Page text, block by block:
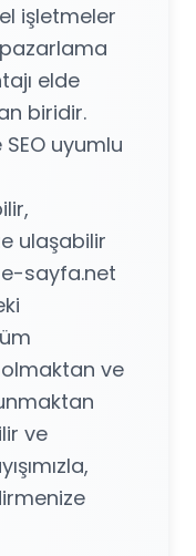
işletmeler
elde
biridir.
uyumlu
ulaşabilir
sayfa.net
ve
ve